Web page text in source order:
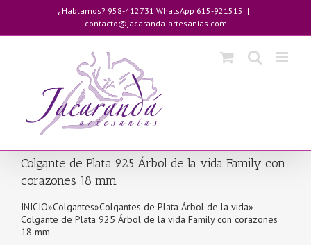
contenido
¿Hablamos? 958-412731 WhatsApp 615-921515 |
contacto@jacaranda-artesanias.com
Colgante de Plata 925 Árbol de la vida Family con
corazones 18 mm
INICIO»Colgantes»Colgantes de Plata Árbol de la vida»
Colgante de Plata 925 Árbol de la vida Family con corazones
18 mm